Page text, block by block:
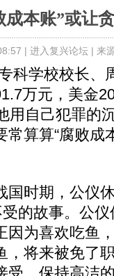
本账”或让
| 进入复兴论坛| 来
学校校长、
万元，美金
用自己犯罪的
算算“腐败成
时期，公仪
的故事。公
因为喜欢吃鱼
，将来被免了